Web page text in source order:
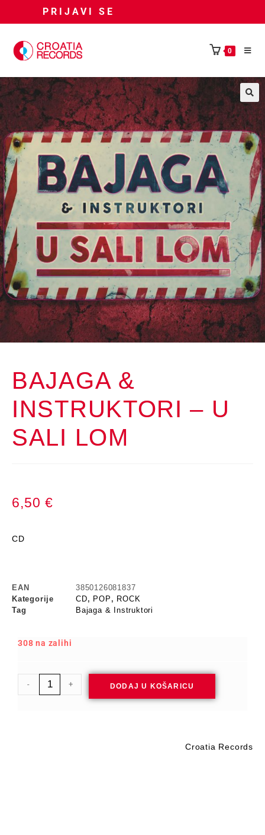
PRIJAVI SE
0
BAJAGA &
INSTRUKTORI – U
SALI LOM
6,50 €
CD
EAN
3850126081837
Kategorije
CD, POP , ROCK
Tag
Bajaga & Instruktori
308 na zalihi
- + DODAJ U KOŠARICU
Croatia Records